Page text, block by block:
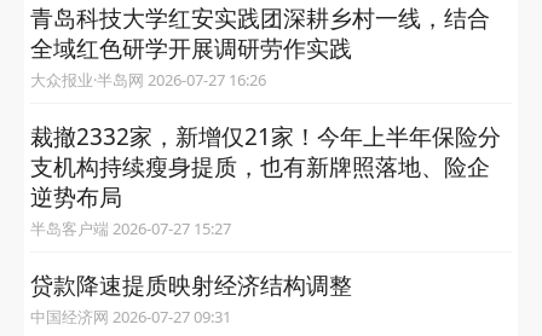
青岛科技大学红安实践团深耕乡村一线，结合
全域红色研学开展调研劳作实践
大众报业·半岛网 2026-07-27 16:26
裁撤2332家，新增仅21家！今年上半年保险分
支机构持续瘦身提质，也有新牌照落地、险企
逆势布局
半岛客户端 2026-07-27 15:27
贷款降速提质映射经济结构调整
中国经济网 2026-07-27 09:31